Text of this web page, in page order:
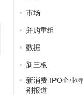
市场
并购重组
数据
新三板
新消费-IPO企业特
别报道